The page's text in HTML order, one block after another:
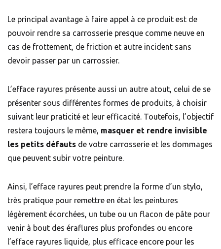
Le principal avantage à faire appel à ce produit est de
pouvoir rendre sa carrosserie presque comme neuve en
cas de frottement, de friction et autre incident sans
devoir passer par un carrossier.
L’efface rayures présente aussi un autre atout, celui de se
présenter sous différentes formes de produits, à choisir
suivant leur praticité et leur efficacité. Toutefois, l’objectif
restera toujours le même, masquer et rendre invisible
les petits défauts de votre carrosserie et les dommages
que peuvent subir votre peinture.
Ainsi, l’efface rayures peut prendre la forme d’un stylo,
très pratique pour remettre en état les peintures
légèrement écorchées, un tube ou un flacon de pâte pour
venir à bout des éraflures plus profondes ou encore
l’efface rayures liquide, plus efficace encore pour les